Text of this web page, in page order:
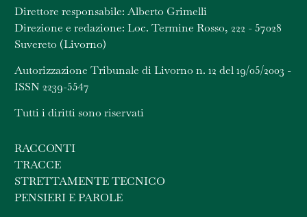
Direttore responsabile: Alberto Grimelli
Direzione e redazione: Loc. Termine Rosso, 222 - 57028
Suvereto (Livorno)
Autorizzazione Tribunale di Livorno n. 12 del 19/05/2003 -
ISSN 2239-5547
Tutti i diritti sono riservati
RACCONTI
TRACCE
STRETTAMENTE TECNICO
PENSIERI E PAROLE